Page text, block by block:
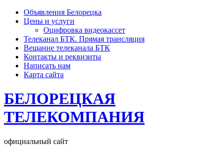
Объявления Белорецка
Цены и услуги
Оцифровка видеокассет
Телеканал БТК. Прямая трансляция
Вещание телеканала БТК
Контакты и реквизиты
Написать нам
Карта сайта
БЕЛОРЕЦКАЯ
ТЕЛЕКОМПАНИЯ
официальный сайт